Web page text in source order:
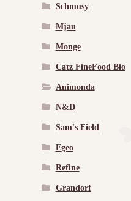
Schmusy
Mjau
Monge
Catz FineFood Bio
Animonda
N&D
Sam's Field
Egeo
Refine
Grandorf